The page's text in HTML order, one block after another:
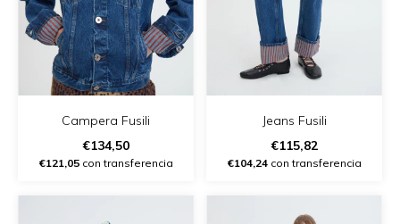
Campera Fusili
€134,50
€121,05con transferencia
Jeans Fusili
€115,82
€104,24con transferencia